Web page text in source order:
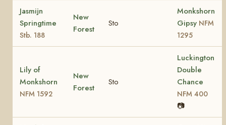
Jasmijn
Springtime
Stb. 188
New
Forest
Sto
Monkshorn
Gipsy NFM
1295
Lily of
Monkshorn
NFM 1592
New
Forest
Sto
Luckington
Double
Chance
NFM 400
📷